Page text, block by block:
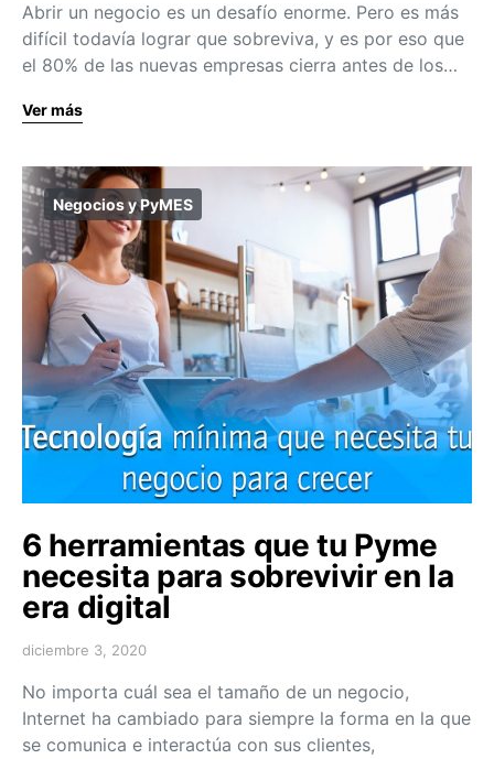
Abrir un negocio es un desafío enorme. Pero es más
difícil todavía lograr que sobreviva, y es por eso que
el 80% de las nuevas empresas cierra antes de los…
Ver más
Negocios y PyMES
6 herramientas que tu Pyme
necesita para sobrevivir en la
era digital
diciembre 3, 2020
No importa cuál sea el tamaño de un negocio,
Internet ha cambiado para siempre la forma en la que
se comunica e interactúa con sus clientes,